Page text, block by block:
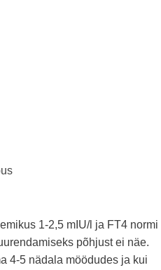
1-2,5 mIU/l ja FT4 normi
põhjust ei näe.
4-5 nädala möödudes ja kui